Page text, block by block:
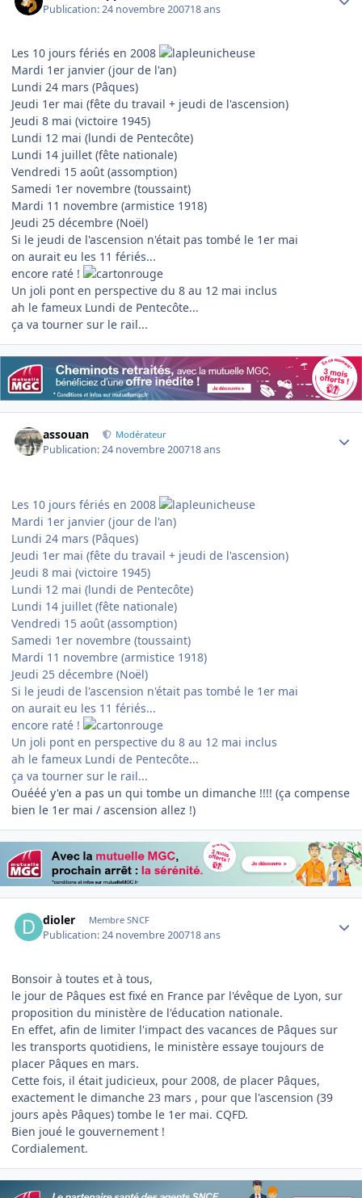
Publication:24 novembre 200718 ans
Les 10 jours fériés en 2008
Mardi 1er janvier (jour de l'an)
Lundi 24 mars (Pâques)
Jeudi 1er mai (fête du travail + jeudi de l'ascension)
Jeudi 8 mai (victoire 1945)
Lundi 12 mai (lundi de Pentecôte)
Lundi 14 juillet (fête nationale)
Vendredi 15 août (assomption)
Samedi 1er novembre (toussaint)
Mardi 11 novembre (armistice 1918)
Jeudi 25 décembre (Noël)
Si le jeudi de l'ascension n'était pas tombé le 1er mai
on aurait eu les 11 fériés...
encore raté !
Un joli pont en perspective du 8 au 12 mai inclus
ah le fameux Lundi de Pentecôte...
ça va tourner sur le rail...
assouan Modérateur
Publication:24 novembre 200718 ans
Les 10 jours fériés en 2008
Mardi 1er janvier (jour de l'an)
Lundi 24 mars (Pâques)
Jeudi 1er mai (fête du travail + jeudi de l'ascension)
Jeudi 8 mai (victoire 1945)
Lundi 12 mai (lundi de Pentecôte)
Lundi 14 juillet (fête nationale)
Vendredi 15 août (assomption)
Samedi 1er novembre (toussaint)
Mardi 11 novembre (armistice 1918)
Jeudi 25 décembre (Noël)
Si le jeudi de l'ascension n'était pas tombé le 1er mai
on aurait eu les 11 fériés...
encore raté !
Un joli pont en perspective du 8 au 12 mai inclus
ah le fameux Lundi de Pentecôte...
ça va tourner sur le rail...
Ouééé y'en a pas un qui tombe un dimanche !!!! (ça compense
bien le 1er mai / ascension allez !)
dioler Membre SNCF
Publication:24 novembre 200718 ans
Bonsoir à toutes et à tous,
le jour de Pâques est fixé en France par l'évêque de Lyon, sur
proposition du ministère de l'éducation nationale.
En effet, afin de limiter l'impact des vacances de Pâques sur
les transports quotidiens, le ministère essaye toujours de
placer Pâques en mars.
Cette fois, il était judicieux, pour 2008, de placer Pâques,
exactement le dimanche 23 mars , pour que l'ascension (39
jours apès Pâques) tombe le 1er mai. CQFD.
Bien joué le gouvernement !
Cordialement.